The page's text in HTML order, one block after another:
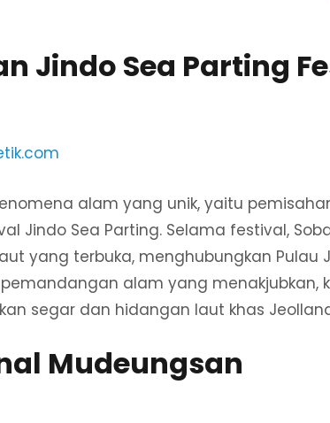
Jindo Sea Parting
alam yang unik, yaitu
Jindo Sea Parting. Selama festival,
yang terbuka, menghubungkan Pulau
alam yang menakjubkan,
segar dan hidangan laut khas
Mudeungsan